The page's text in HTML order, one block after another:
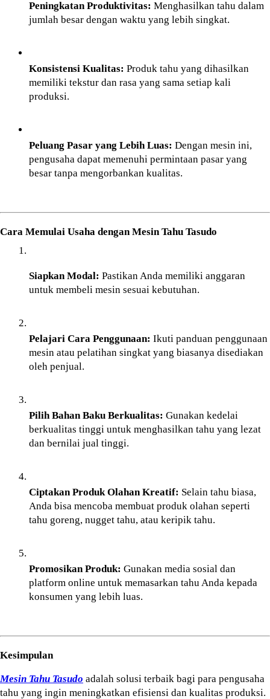
Peningkatan Produktivitas: Menghasilkan tahu dalam
jumlah besar dengan waktu yang lebih singkat.
Konsistensi Kualitas: Produk tahu yang dihasilkan
memiliki tekstur dan rasa yang sama setiap kali
produksi.
Peluang Pasar yang Lebih Luas: Dengan mesin ini,
pengusaha dapat memenuhi permintaan pasar yang
besar tanpa mengorbankan kualitas.
Cara Memulai Usaha dengan Mesin Tahu Tasudo
Siapkan Modal: Pastikan Anda memiliki anggaran
untuk membeli mesin sesuai kebutuhan.
Pelajari Cara Penggunaan: Ikuti panduan penggunaan
mesin atau pelatihan singkat yang biasanya disediakan
oleh penjual.
Pilih Bahan Baku Berkualitas: Gunakan kedelai
berkualitas tinggi untuk menghasilkan tahu yang lezat
dan bernilai jual tinggi.
Ciptakan Produk Olahan Kreatif: Selain tahu biasa,
Anda bisa mencoba membuat produk olahan seperti
tahu goreng, nugget tahu, atau keripik tahu.
Promosikan Produk: Gunakan media sosial dan
platform online untuk memasarkan tahu Anda kepada
konsumen yang lebih luas.
Kesimpulan
Mesin Tahu Tasudo adalah solusi terbaik bagi para pengusaha
tahu yang ingin meningkatkan efisiensi dan kualitas produksi.